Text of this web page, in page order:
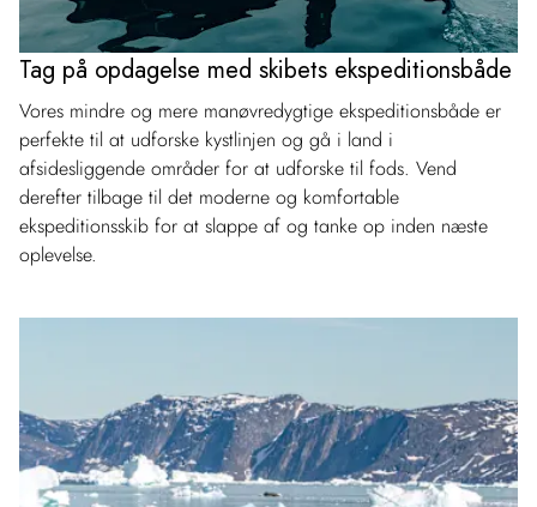
Tag på opdagelse med skibets ekspeditionsbåde
Vores mindre og mere manøvredygtige ekspeditionsbåde er
perfekte til at udforske kystlinjen og gå i land i
afsidesliggende områder for at udforske til fods. Vend
derefter tilbage til det moderne og komfortable
ekspeditionsskib for at slappe af og tanke op inden næste
oplevelse.